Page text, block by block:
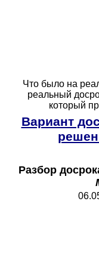
Что было на
реальный
который
Вариант
Разбор